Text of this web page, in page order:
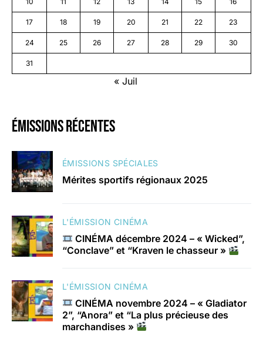
17 18 19 20 21 22 23
24 25 26 27 28 29 30
31
« Juil
émissions récentes
ÉMISSIONS SPÉCIALES
Mérites sportifs régionaux 2025
L'ÉMISSION CINÉMA
CINÉMA décembre 2024 – « Wicked”,
“Conclave” et “Kraven le chasseur »
L'ÉMISSION CINÉMA
CINÉMA novembre 2024 – « Gladiator
2”, “Anora” et “La plus précieuse des
marchandises »